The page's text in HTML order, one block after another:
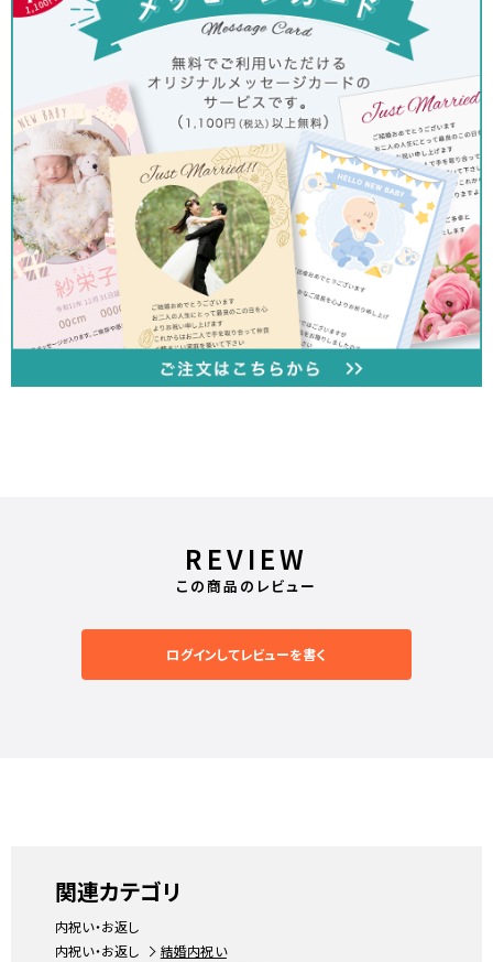
REVIEW
この商品のレビュー
ログインしてレビューを書く
関連カテゴリ
内祝い・お返し
内祝い・お返し
結婚内祝い